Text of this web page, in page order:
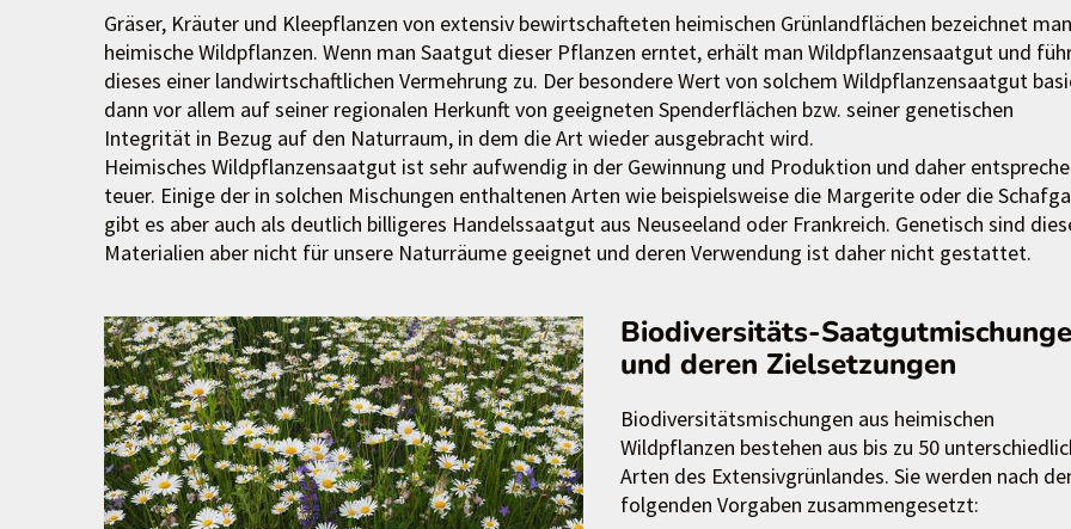
Gräser, Kräuter und Kleepflanzen von extensiv bewirtschafteten heimischen Grünlandflächen bezeichnet
heimische Wildpflanzen. Wenn man Saatgut dieser Pflanzen erntet, erhält man Wildpflanzensaatgut und
dieses einer landwirtschaftlichen Vermehrung zu. Der besondere Wert von solchem Wildpflanzensaatgut
dann vor allem auf seiner regionalen Herkunft von geeigneten Spenderflächen bzw. seiner genetischen
Integrität in Bezug auf den Naturraum, in dem die Art wieder ausgebracht wird.
Heimisches Wildpflanzensaatgut ist sehr aufwendig in der Gewinnung und Produktion und daher
teuer. Einige der in solchen Mischungen enthaltenen Arten wie beispielsweise die Margerite oder die
gibt es aber auch als deutlich billigeres Handelssaatgut aus Neuseeland oder Frankreich. Genetisch sind
Materialien aber nicht für unsere Naturräume geeignet und deren Verwendung ist daher nicht gestattet.
Biodiversitäts-
und deren Zielsetzungen
Biodiversitätsmischungen aus heimischen
Wildpflanzen bestehen aus bis zu 50
Arten des Extensivgrünlandes. Sie werden nach
folgenden Vorgaben zusammengesetzt: